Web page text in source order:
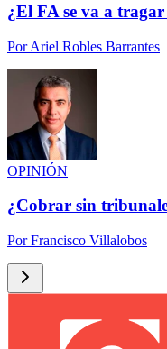
¿El FA se va a
PorAriel Robles Barrantes
OPINIÓN
¿Cobrar sin
PorFrancisco Villalobos